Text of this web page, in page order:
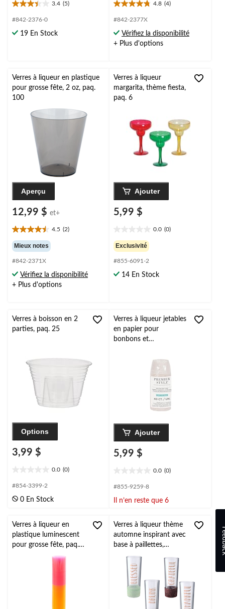
3.4 (5)
3.4
étoile(s)
5.
#842-2376-0
19 En Stock
4.8 (4)
4.8
étoile(s)
5.
4
#842-2377X
Vérifiez la disponibilité
+ Plus d'options
Verres à liqueur en plastique
pour grosse fête, 2 oz, paq.
100
Aperçu
12,99 $ et+
4.5 (2)
4.5
étoile(s)
sur
5.
2
évaluations
Mieux notes
#842-2371X
Vérifiez la disponibilité
+ Plus d'options
Verres à liqueur
margarita, thème fiesta,
paq. 6
Ajouter
5,99 $
0.0 (0)
étoile(s)
sur
5.
Exclusivité
#855-6091-2
14 En Stock
Verres à boisson en 2
parties, paq. 25
Options
3,99 $
0.0 (0)
étoile(s)
5.
#854-3399-2
0 En Stock
Verres à liqueur jetables
en papier pour
bonbons et
40, pour Noël/veille du
jour de l'An/fête
d'anniversaire
Ajouter
5,99 $
0.0 (0)
étoile(s)
5.
#855-9259-8
Il n’en reste que 6
Verres à liqueur en
plastique luminescent
pour grosse fête, paq.
Verres à liqueur thème
automne inspirant avec
base à paillettes,
cuivre/or/vert
menthe/argent, paq. 4,
pour l'Action de grâce